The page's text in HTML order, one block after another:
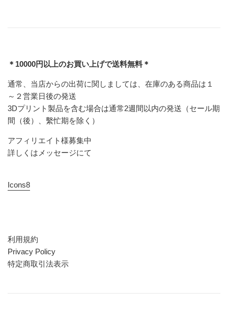
＊10000円以上のお買い上げで送料無料＊
通常、当店からの出荷に関しましては、在庫のある商品は１
～２営業日後の発送
3Dプリント製品を含む場合は通常2週間以内の発送（セール期
間（後）、繫忙期を除く）
アフィリエイト様募集中
詳しくはメッセージにて
Icons8
利用規約
Privacy Policy
特定商取引法表示